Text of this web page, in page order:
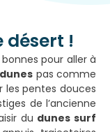
désert !
pour aller à
pas comme
les pentes douces
de l’ancienne
du dunes surf